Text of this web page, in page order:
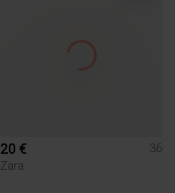
20 €
36
Zara